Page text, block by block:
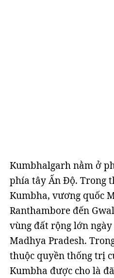
Kumbhalgarh nằm ở
phía tây Ấn Độ. Trong
Kumbha, vương quốc
Ranthambore đến
vùng đất rộng lớn
Madhya Pradesh.
thuộc quyền thống trị
Kumbha được cho là